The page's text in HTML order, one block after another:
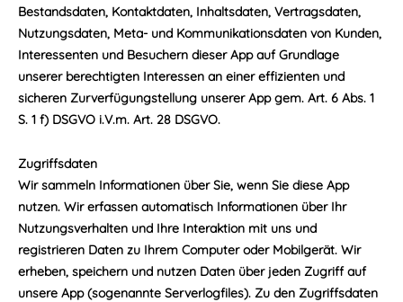
Bestandsdaten, Kontaktdaten, Inhaltsdaten, Vertragsdaten,
Nutzungsdaten, Meta- und Kommunikationsdaten von Kunden,
Interessenten und Besuchern dieser App auf Grundlage
unserer berechtigten Interessen an einer effizienten und
sicheren Zurverfügungstellung unserer App gem. Art. 6 Abs. 1
S. 1 f) DSGVO i.V.m. Art. 28 DSGVO.
Zugriffsdaten
Wir sammeln Informationen über Sie, wenn Sie diese App
nutzen. Wir erfassen automatisch Informationen über Ihr
Nutzungsverhalten und Ihre Interaktion mit uns und
registrieren Daten zu Ihrem Computer oder Mobilgerät. Wir
erheben, speichern und nutzen Daten über jeden Zugriff auf
unsere App (sogenannte Serverlogfiles). Zu den Zugriffsdaten